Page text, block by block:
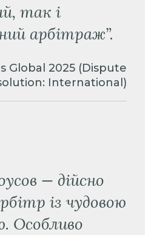
так і
арбітраж”.
Global 2025 (Dispute
International)
— дійсно
із чудовою
Особливо